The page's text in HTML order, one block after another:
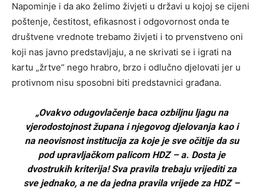
Napominje i da ako želimo živjeti u državi u kojoj se cijeni
poštenje, čestitost, efikasnost i odgovornost onda te
društvene vrednote trebamo živjeti i to prvenstveno oni
koji nas javno predstavljaju, a ne skrivati se i igrati na
kartu „žrtve“ nego hrabro, brzo i odlučno djelovati jer u
protivnom nisu sposobni biti predstavnici građana.
„Ovakvo odugovlačenje baca ozbiljnu ljagu na
vjerodostojnost župana i njegovog djelovanja kao i
na neovisnost institucija za koje je sve očitije da su
pod upravljačkom palicom HDZ – a. Dosta je
dvostrukih kriterija! Sva pravila trebaju vrijediti za
sve jednako, a ne da jedna pravila vrijede za HDZ –